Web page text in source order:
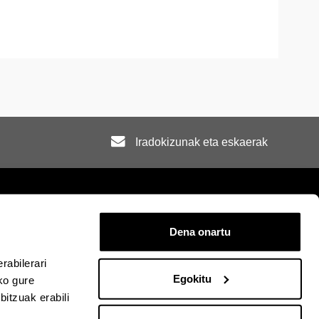
gure
erabili
Dena onartu
Egokitu
Iradokizunak eta eskaerak
Laguntza Kontaktua
en
EHU Linkedin-enEHU Instagram-enEHU Youtube-enEHU Vimeo-enEHU Flickr-en